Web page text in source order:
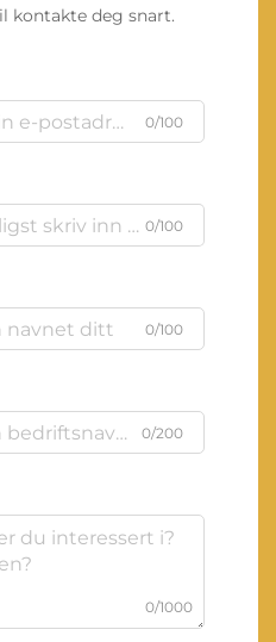
kontakte deg snart.
0/100
0/100
0/100
0/200
0/1000